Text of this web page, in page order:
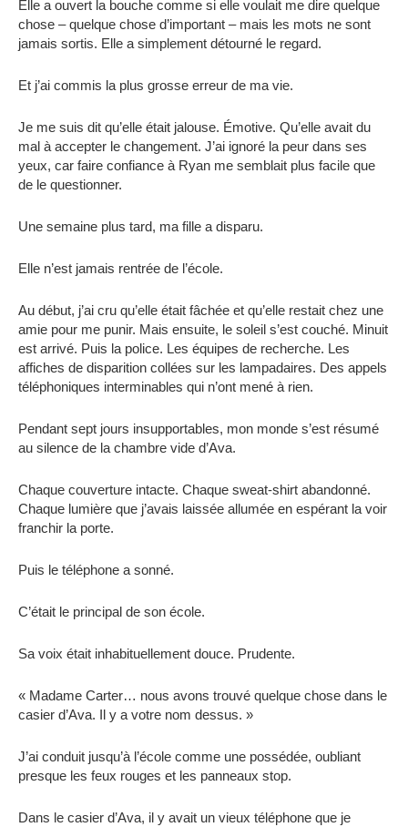
Elle a ouvert la bouche comme si elle voulait me dire quelque
chose – quelque chose d’important – mais les mots ne sont
jamais sortis. Elle a simplement détourné le regard.
Et j’ai commis la plus grosse erreur de ma vie.
Je me suis dit qu’elle était jalouse. Émotive. Qu’elle avait du
mal à accepter le changement. J’ai ignoré la peur dans ses
yeux, car faire confiance à Ryan me semblait plus facile que
de le questionner.
Une semaine plus tard, ma fille a disparu.
Elle n’est jamais rentrée de l’école.
Au début, j’ai cru qu’elle était fâchée et qu’elle restait chez une
amie pour me punir. Mais ensuite, le soleil s’est couché. Minuit
est arrivé. Puis la police. Les équipes de recherche. Les
affiches de disparition collées sur les lampadaires. Des appels
téléphoniques interminables qui n’ont mené à rien.
Pendant sept jours insupportables, mon monde s’est résumé
au silence de la chambre vide d’Ava.
Chaque couverture intacte. Chaque sweat-shirt abandonné.
Chaque lumière que j’avais laissée allumée en espérant la voir
franchir la porte.
Puis le téléphone a sonné.
C’était le principal de son école.
Sa voix était inhabituellement douce. Prudente.
« Madame Carter… nous avons trouvé quelque chose dans le
casier d’Ava. Il y a votre nom dessus. »
J’ai conduit jusqu’à l’école comme une possédée, oubliant
presque les feux rouges et les panneaux stop.
Dans le casier d’Ava, il y avait un vieux téléphone que je